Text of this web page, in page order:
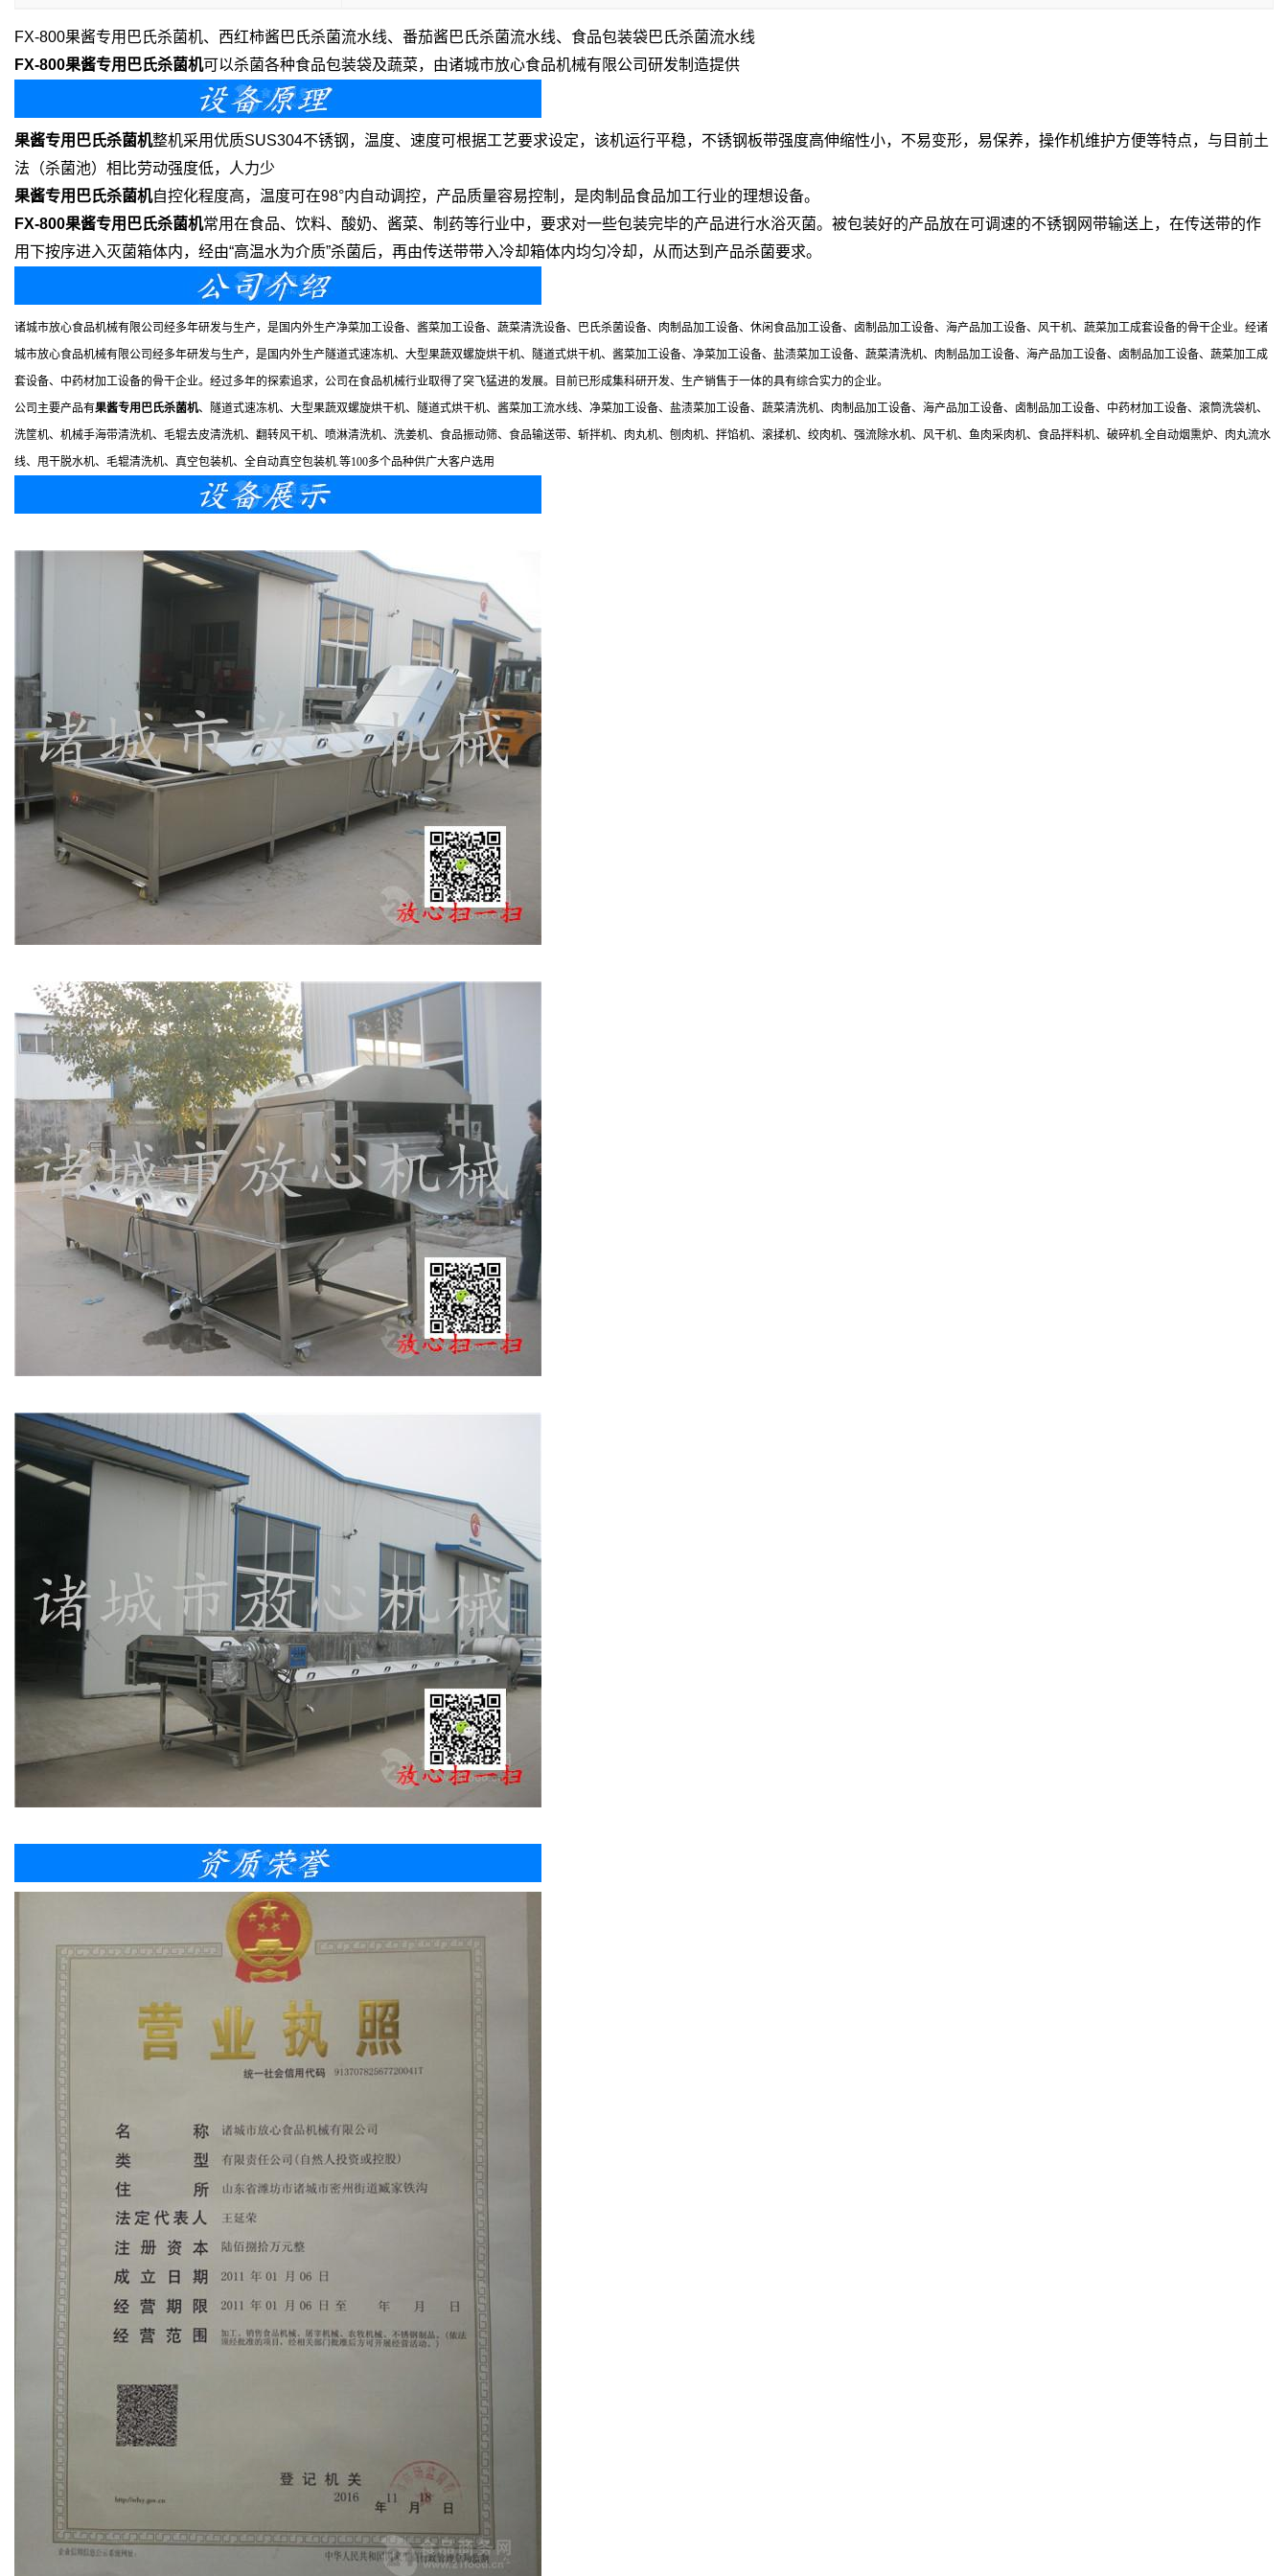
FX-800果酱专用巴氏杀菌机、西红柿酱巴氏杀菌流水线、番茄酱巴氏杀菌流水线、食品包装袋巴氏杀菌流水线
FX-800果酱专用巴氏杀菌机可以杀菌各种食品包装袋及蔬菜， 由诸城市放心食品机械有限公司研发制造提供
果酱专用巴氏杀菌机整机采用优质SUS304不锈钢，温度、速度可根据工艺要求设定，该机运行平稳，不锈钢板带强度高伸缩性小，不易变形，易保养，操作机维护方便等特点，与目前土
法（杀菌池）相比劳动强度低，人力少
果酱专用巴氏杀菌机自控化程度高，温度可在98°内自动调控，产品质量容易控制，是肉制品食品加工行业的理想设备。
FX-800果酱专用巴氏杀菌机常用在食品、饮料、酸奶、酱菜、制药等行业中，要求对一些包装完毕的产品进行水浴灭菌。被包装好的产品放在可调速的不锈钢网带输送上，在传送带的作
用下按序进入灭菌箱体内，经由“高温水为介质”杀菌后，再由传送带带入冷却箱体内均匀冷却，从而达到产品杀菌要求。
诸城市放心食品机械有限公司经多年研发与生产，是国内外生产净菜加工设备、酱菜加工设备、蔬菜清洗设备、巴氏杀菌设备、肉制品加工设备、休闲食品加工设备、卤制品加工设备、海产品加工设备、风干机、蔬菜加工成套设备的骨干企业。经诸
城市放心食品机械有限公司经多年研发与生产，是国内外生产隧道式速冻机、大型果蔬双螺旋烘干机、隧道式烘干机、酱菜加工设备、净菜加工设备、盐渍菜加工设备、蔬菜清洗机、肉制品加工设备、海产品加工设备、卤制品加工设备、蔬菜加工成
套设备、中药材加工设备的骨干企业。经过多年的探索追求，公司在食品机械行业取得了突飞猛进的发展。目前已形成集科研开发、生产销售于一体的具有综合实力的企业。
公司主要产品有果酱专用巴氏杀菌机、隧道式速冻机、大型果蔬双螺旋烘干机、隧道式烘干机、酱菜加工流水线、净菜加工设备、盐渍菜加工设备、蔬菜清洗机、肉制品加工设备、海产品加工设备、卤制品加工设备、中药材加工设备、滚筒洗袋机、
洗筐机、机械手海带清洗机、毛辊去皮清洗机、翻转风干机、喷淋清洗机、洗姜机、食品振动筛、食品输送带、斩拌机、肉丸机、刨肉机、拌馅机、滚揉机、绞肉机、强流除水机、风干机、鱼肉采肉机、食品拌料机、破碎机.全自动烟熏炉、肉丸流水
线、甩干脱水机、毛辊清洗机、真空包装机、全自动真空包装机.等100多个品种供广大客户选用